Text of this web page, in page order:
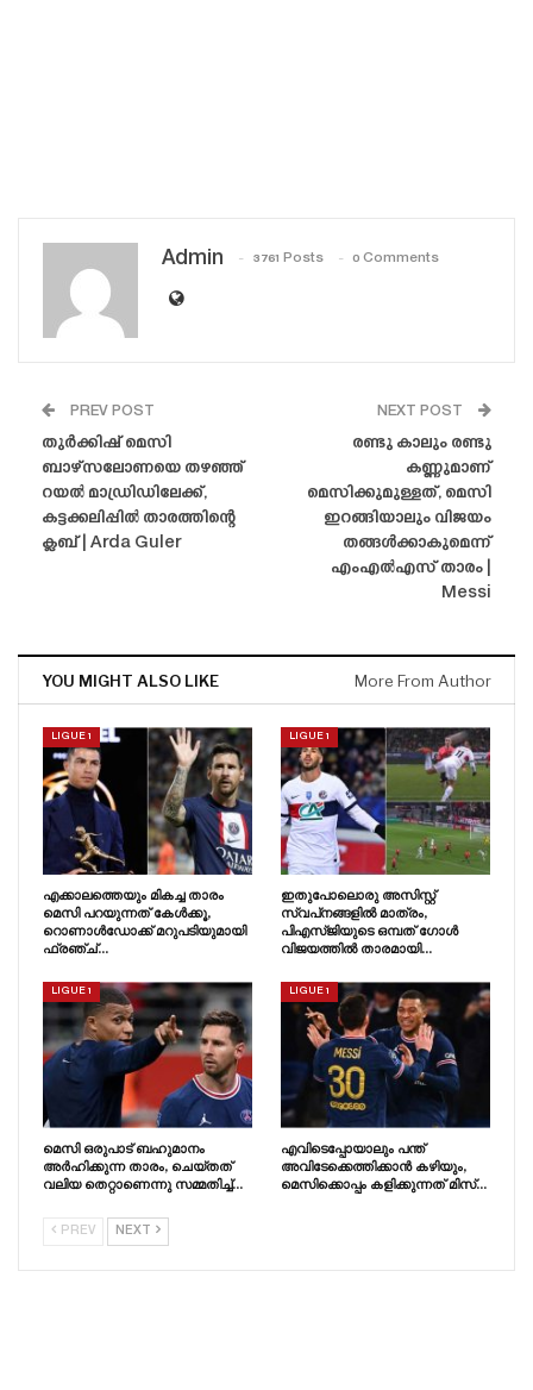
Admin 3761 Posts 0 Comments
PREV POST
തുർക്കിഷ് മെസി
ബാഴ്‌സലോണയെ തഴഞ്ഞ്
റയൽ മാഡ്രിഡിലേക്ക്,
കട്ടക്കലിപ്പിൽ താരത്തിന്റെ
ക്ലബ് | Arda Guler
NEXT POST
രണ്ടു കാലും രണ്ടു
കണ്ണുമാണ്
മെസിക്കുമുള്ളത്, മെസി
ഇറങ്ങിയാലും വിജയം
തങ്ങൾക്കാകുമെന്ന്
എംഎൽഎസ് താരം |
Messi
YOU MIGHT ALSO LIKE More From Author
LIGUE 1
എക്കാലത്തെയും മികച്ച താരം
മെസി പറയുന്നത് കേൾക്കൂ,
റൊണാൾഡോക്ക് മറുപടിയുമായി
ഫ്രഞ്ച്…
LIGUE 1
ഇതുപോലൊരു അസിസ്റ്റ്
സ്വപ്‌നങ്ങളിൽ മാത്രം,
പിഎസ്‌ജിയുടെ ഒമ്പത് ഗോൾ
വിജയത്തിൽ താരമായി…
LIGUE 1
മെസി ഒരുപാട് ബഹുമാനം
അർഹിക്കുന്ന താരം, ചെയ്‌തത്‌
വലിയ തെറ്റാണെന്നു സമ്മതിച്ച്…
LIGUE 1
എവിടെപ്പോയാലും പന്ത്
അവിടേക്കെത്തിക്കാൻ കഴിയും,
മെസിക്കൊപ്പം കളിക്കുന്നത് മിസ്…
PREV NEXT